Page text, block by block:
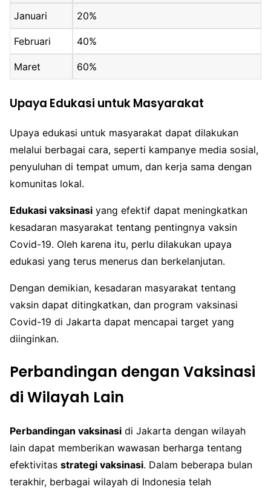
Januari 20%
Februari 40%
Maret 60%
Upaya Edukasi untuk Masyarakat
Upaya edukasi untuk masyarakat dapat dilakukan
melalui berbagai cara, seperti kampanye media sosial,
penyuluhan di tempat umum, dan kerja sama dengan
komunitas lokal.
Edukasi vaksinasi yang efektif dapat meningkatkan
kesadaran masyarakat tentang pentingnya vaksin
Covid-19. Oleh karena itu, perlu dilakukan upaya
edukasi yang terus menerus dan berkelanjutan.
Dengan demikian, kesadaran masyarakat tentang
vaksin dapat ditingkatkan, dan program vaksinasi
Covid-19 di Jakarta dapat mencapai target yang
diinginkan.
Perbandingan dengan Vaksinasi
di Wilayah Lain
Perbandingan vaksinasi di Jakarta dengan wilayah
lain dapat memberikan wawasan berharga tentang
efektivitas strategi vaksinasi. Dalam beberapa bulan
terakhir, berbagai wilayah di Indonesia telah